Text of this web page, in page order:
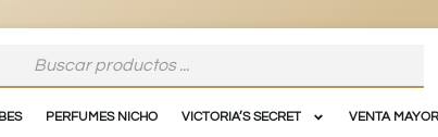
PERFUMES NICHO VICTORIA’S SECRET VENTA